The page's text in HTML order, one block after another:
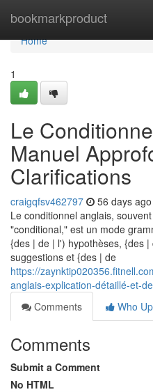
bookmarkproduct
Home
Home
1
Le
Manuel
Clarifications
craigqfsv462797 56 days ago
Le conditionnel anglais,
"conditional," est un mode
{des | de | l') hypothèses, {des
suggestions et {des | de
https://
anglais-explication-détaillé-et-
Comments
Who
Comments
Submit a Comment
No HTML